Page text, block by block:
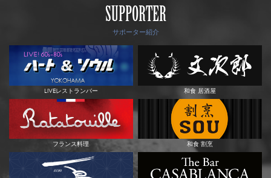
SUPPORTER
サポーター紹介
LIVEレストランバー 和食 居酒屋
フランス料理 和食 割烹